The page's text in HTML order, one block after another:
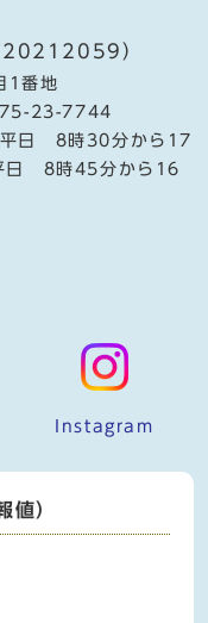
）
1番地
23-7744
平日 8時30分から17
日 8時45分から16
Instagram
値）